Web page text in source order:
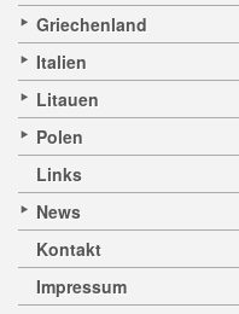
Griechenland
Italien
Litauen
Polen
Links
News
Kontakt
Impressum